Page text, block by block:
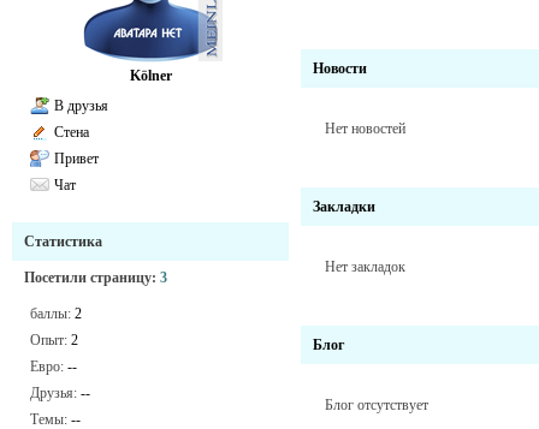
Kölner
В друзья
Стена
Привет
Чат
Статистика
Посетили страницу: 3
баллы: 2
Опыт: 2
Евро: --
Друзья: --
Темы: --
Новости
Нет новостей
Закладки
Нет закладок
Блог
Блог отсутствует